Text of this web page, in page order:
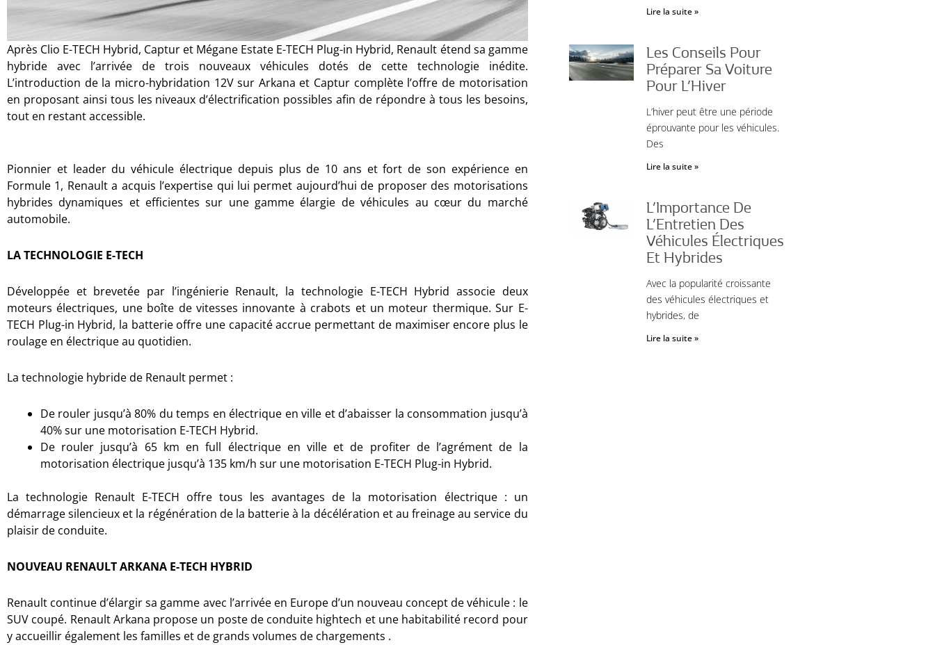
Après Clio E-TECH Hybrid, Captur et Mégane Estate E-TECH Plug-in Hybrid, Renault étend sa gamme
hybride avec l’arrivée de trois nouveaux véhicules dotés de cette technologie inédite.
L’introduction de la micro-hybridation 12V sur Arkana et Captur complète l’offre de motorisation
en proposant ainsi tous les niveaux d’électrification possibles afin de répondre à tous les besoins,
tout en restant accessible.
Pionnier et leader du véhicule électrique depuis plus de 10 ans et fort de son expérience en
Formule 1, Renault a acquis l’expertise qui lui permet aujourd’hui de proposer des motorisations
hybrides dynamiques et efficientes sur une gamme élargie de véhicules au cœur du marché
automobile.
LA TECHNOLOGIE E-TECH
Développée et brevetée par l’ingénierie Renault, la technologie E-TECH Hybrid associe deux
moteurs électriques, une boîte de vitesses innovante à crabots et un moteur thermique. Sur E-
TECH Plug-in Hybrid, la batterie offre une capacité accrue permettant de maximiser encore plus le
roulage en électrique au quotidien.
La technologie hybride de Renault permet :
De rouler jusqu’à 80% du temps en électrique en ville et d’abaisser la consommation jusqu’à
40% sur une motorisation E-TECH Hybrid.
De rouler jusqu’à 65 km en full électrique en ville et de profiter de l’agrément de la
motorisation électrique jusqu’à 135 km/h sur une motorisation E-TECH Plug-in Hybrid.
La technologie Renault E-TECH offre tous les avantages de la motorisation électrique : un
démarrage silencieux et la régénération de la batterie à la décélération et au freinage au service du
plaisir de conduite.
NOUVEAU RENAULT ARKANA E-TECH HYBRID
Renault continue d’élargir sa gamme avec l’arrivée en Europe d’un nouveau concept de véhicule : le
SUV coupé. Renault Arkana propose un poste de conduite hightech et une habitabilité record pour
y accueillir également les familles et de grands volumes de chargements .
Lire la suite »
Les Conseils Pour
Préparer Sa Voiture
Pour L’Hiver
L’hiver peut être une période
éprouvante pour les véhicules.
Des
Lire la suite »
L’Importance De
L’Entretien Des
Véhicules Électriques
Et Hybrides
Avec la popularité croissante
des véhicules électriques et
hybrides, de
Lire la suite »